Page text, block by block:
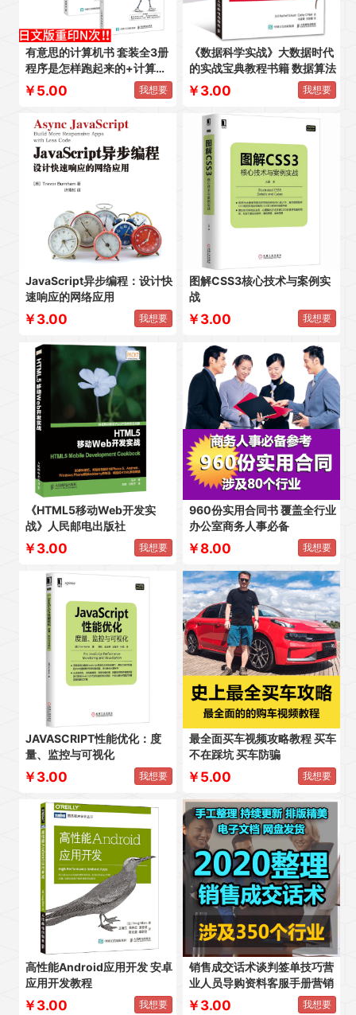
有意思的计算机书 套装全3册
程序是怎样跑起来的+计算机
是怎样跑起来的+网络是怎样
连接的
￥5.00 我想要
《数据科学实战》大数据时代
的实战宝典教程书籍 数据算法
￥3.00 我想要
JavaScript异步编程：设计快
速响应的网络应用
￥3.00 我想要
图解CSS3核心技术与案例实
战
￥3.00 我想要
《HTML5移动Web开发实
战》人民邮电出版社
￥3.00 我想要
960份实用合同书 覆盖全行业
办公室商务人事必备
￥8.00 我想要
JAVASCRIPT性能优化：度
量、监控与可视化
￥3.00 我想要
最全面买车视频攻略教程 买车
不在踩坑 买车防骗
￥5.00 我想要
高性能Android应用开发 安卓
应用开发教程
￥3.00 我想要
销售成交话术谈判签单技巧营
业人员导购资料客服手册营销
￥3.00 我想要